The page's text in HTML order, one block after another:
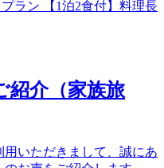
ラン 【1泊2食付】料理長
紹介（家族旅
いただきまして、誠にあ